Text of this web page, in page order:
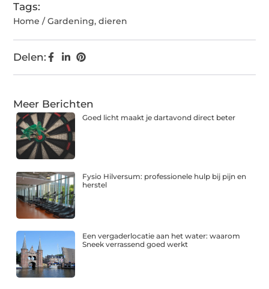
Tags:
Home / Gardening,dieren
Delen:
Meer Berichten
Goed licht maakt je dartavond direct beter
Fysio Hilversum: professionele hulp bij pijn en
herstel
Een vergaderlocatie aan het water: waarom
Sneek verrassend goed werkt